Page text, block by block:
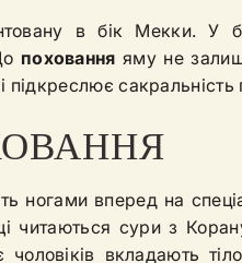
в бік Мекки. У
поховання яму не
і підкреслює
ногами вперед на
читаються сури з
чоловіків вкладають